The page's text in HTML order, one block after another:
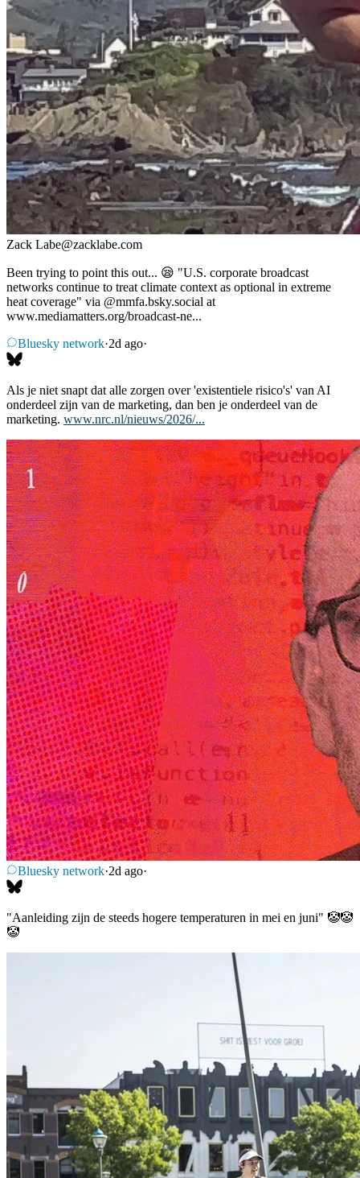
Zack Labe@zacklabe.com
Been trying to point this out... 😪 "U.S. corporate broadcast
networks continue to treat climate context as optional in extreme
heat coverage" via @mmfa.bsky.social at
www.mediamatters.org/broadcast-ne...
Bluesky network·2d ago·
Als je niet snapt dat alle zorgen over 'existentiele risico's' van AI
onderdeel zijn van de marketing, dan ben je onderdeel van de
marketing. www.nrc.nl/nieuws/2026/...
Bluesky network·2d ago·
"Aanleiding zijn de steeds hogere temperaturen in mei en juni" 🤡🤡
🤡